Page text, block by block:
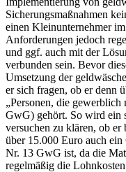
Sicherungsmaßnahmen
einen Kleinunternehmer
Anforderungen jedoch
und ggf. auch mit der
verbunden sein. Bevor
Umsetzung der
er sich fragen, ob er denn
„Personen, die
GwG) gehört. So wird ein
versuchen zu klären, ob er
über 15.000 Euro auch
Nr. 13 GwG ist, da die
regelmäßig die